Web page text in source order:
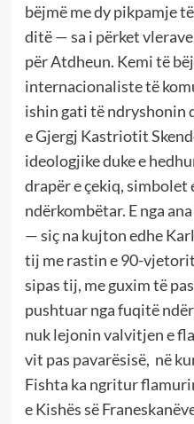
bëjmë me dy pikpamje
ditë — sa i përket
për Atdheun. Kemi të
internacionaliste të
ishin gati të ndryshonin
e Gjergj Kastriotit
ideologjike duke e
drapër e çekiq, simbolet
ndërkombëtar. E nga
— siç na kujton edhe
tij me rastin e 90-
sipas tij, me guxim të
pushtuar nga fuqitë
nuk lejonin valvitjen e
vit pas pavarësisë, në
Fishta ka ngritur
e Kishës së